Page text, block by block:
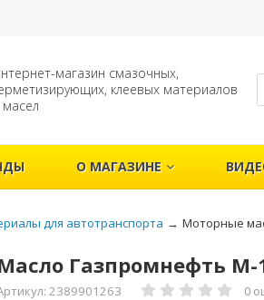
магазин смазочных,
клеевых материалов
масел
О МАГАЗИНЕ
для автотранспорта → Моторные
Газпромнефть М-
2389901263 0